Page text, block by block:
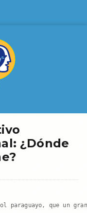
¿Dónde
paraguayo, que un